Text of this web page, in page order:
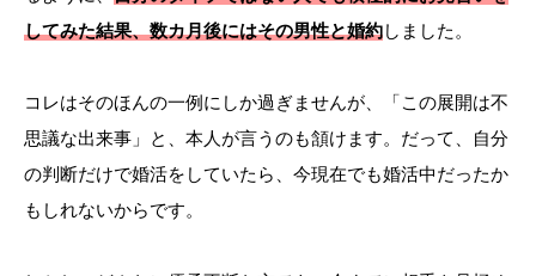
してみた結果、数カ月後にはその男性と婚約しました。
コレはそのほんの一例にしか過ぎませんが、「この展開は不
思議な出来事」と、本人が言うのも頷けます。だって、自分
の判断だけで婚活をしていたら、今現在でも婚活中だったか
もしれないからです。